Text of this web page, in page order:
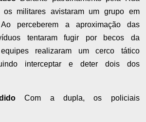
os militares avistaram um grupo em
perceberem a aproximação das
tentaram fugir por becos da
realizaram um cerco tático
interceptar e deter dois dos
Com a dupla, os policiais